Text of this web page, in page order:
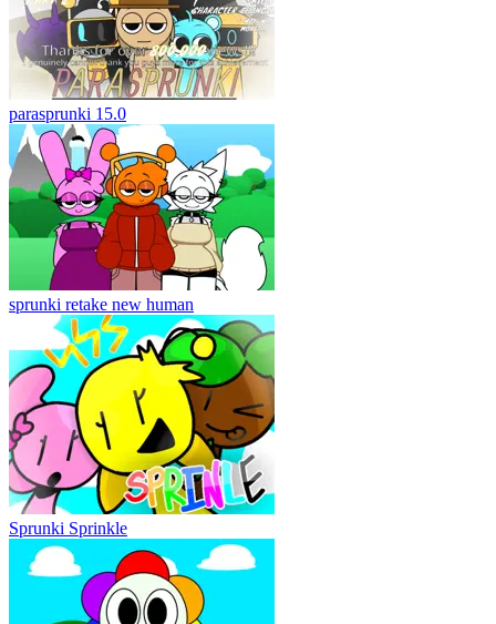
parasprunki 15.0
sprunki retake new human
Sprunki Sprinkle